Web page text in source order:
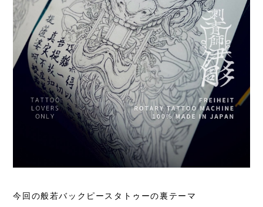
今回の般若バックピースタトゥーの裏テーマ